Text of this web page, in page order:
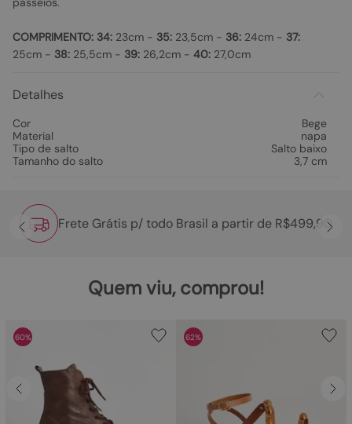
COMPRIMENTO: 34: 23cm - 35: 23,5cm - 36: 24cm - 37:
25cm - 38: 25,5cm - 39: 26,2cm - 40: 27,0cm
Detalhes
Cor
Bege
Material
napa
Tipo de salto
Salto baixo
Tamanho do salto
3,7 cm
Frete Grátis p/ todo Brasil a partir de R$499,90
Quem viu, comprou!
60% 62%